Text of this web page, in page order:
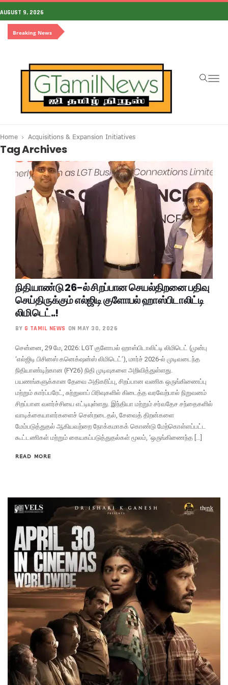
AUGUST 9, 2026
Breaking News
Home Acquisitions & Expansion Initiatives
Tag Archives
நிதியாண்டு 26-ல் சிறப்பான செயல்திறனை பதிவு
செய்திருக்கும் எல்ஜிடி குளோபல் ஹாஸ்பிடாலிட்டி
லிமிடெட்..!
BY G TAMIL NEWS ON MAY 30, 2026
சென்னை, 29 மே, 2026: LGT குளோபல் ஹாஸ்பிடாலிட்டி லிமிடெட் (முன்பு
‘எல்ஜிடி பிசினஸ் கனெக்‌ஷன்ஸ் லிமிடெட்’), மார்ச் 2026-ல் முடிவடைந்த
நிதியாண்டிற்கான (FY26) நிதி முடிவுகளை அறிவித்துள்ளது.
பயணங்களுக்கான தேவை அதிகரிப்பு, சிறப்பான வணிக ஒருங்கிணைப்பு
மற்றும் கார்ப்பரேட், சுற்றுலாப் பிரிவுகளில் கிடைத்த வரவேற்பால் நிறுவனம்
சிறப்பான வளர்ச்சியை எட்டியுள்ளது. இந்தியா மற்றும் சர்வதேச சந்தைகளில்
வாடிக்கையாளர்களைச் சென்றடைதல், சேவைத் திறன்களை
மேம்படுத்துதல் ஆகியவற்றை நோக்கமாகக் கொண்டு மேற்கொள்ளப்பட்ட
கூட்டணிகள் மற்றும் கையகப்படுத்துதல்கள் மூலம், ‘ஒருங்கிணைந்த […]
READ MORE